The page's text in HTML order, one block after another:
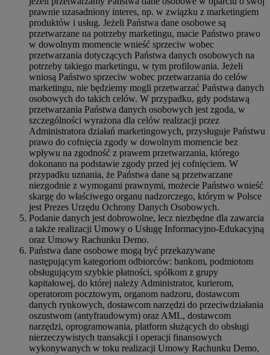
prawnie uzasadniony interes, np. w związku z marketingiem
produktów i usług. Jeżeli Państwa dane osobowe są
przetwarzane na potrzeby marketingu, macie Państwo prawo
w dowolnym momencie wnieść sprzeciw wobec
przetwarzania dotyczących Państwa danych osobowych na
potrzeby takiego marketingu, w tym profilowania. Jeżeli
wniosą Państwo sprzeciw wobec przetwarzania do celów
marketingu, nie będziemy mogli przetwarzać Państwa danych
osobowych do takich celów. W przypadku, gdy podstawą
przetwarzania Państwa danych osobowych jest zgoda, w
szczególności wyrażona dla celów realizacji przez
Administratora działań marketingowych, przysługuje Państwu
prawo do cofnięcia zgody w dowolnym momencie bez
wpływu na zgodność z prawem przetwarzania, którego
dokonano na podstawie zgody przed jej cofnięciem. W
przypadku uznania, że Państwa dane są przetwarzane
niezgodnie z wymogami prawnymi, możecie Państwo wnieść
skargę do właściwego organu nadzorczego, którym w Polsce
jest Prezes Urzędu Ochrony Danych Osobowych.
Podanie danych jest dobrowolne, lecz niezbędne dla zawarcia
a także realizacji Umowy o Usługę Informacyjno-Edukacyjną
oraz Umowy Rachunku Demo.
Państwa dane osobowe mogą być przekazywane
następującym kategoriom odbiorców: bankom, podmiotom
obsługującym szybkie płatności, spółkom z grupy
kapitałowej, do której należy Administrator, kurierom,
operatorom pocztowym, organom nadzoru, dostawcom
danych rynkowych, dostawcom narzędzi do przeciwdziałania
oszustwom (antyfraudowym) oraz AML, dostawcom
narzędzi, oprogramowania, platform służących do obsługi
nierzeczywistych transakcji i operacji finansowych
wykonywanych w toku realizacji Umowy Rachunku Demo,